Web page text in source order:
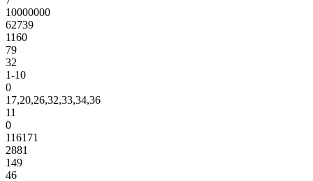
10000000
62739
1160
79
32
1-10
0
17,20,26,32,33,34,36
11
0
116171
2881
149
46